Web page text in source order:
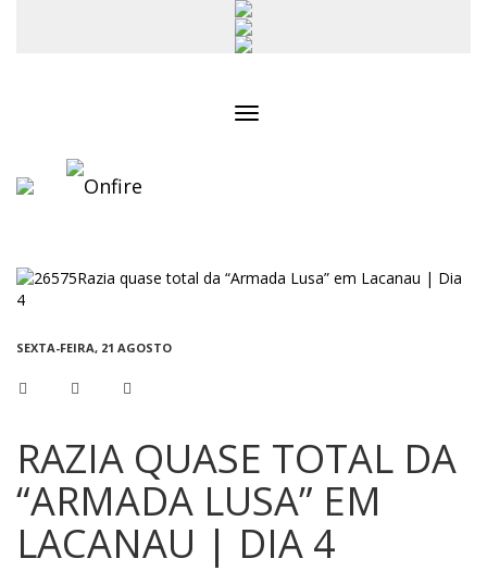
SEXTA-FEIRA, 21 AGOSTO
RAZIA QUASE TOTAL DA
“ARMADA LUSA” EM
LACANAU | DIA 4